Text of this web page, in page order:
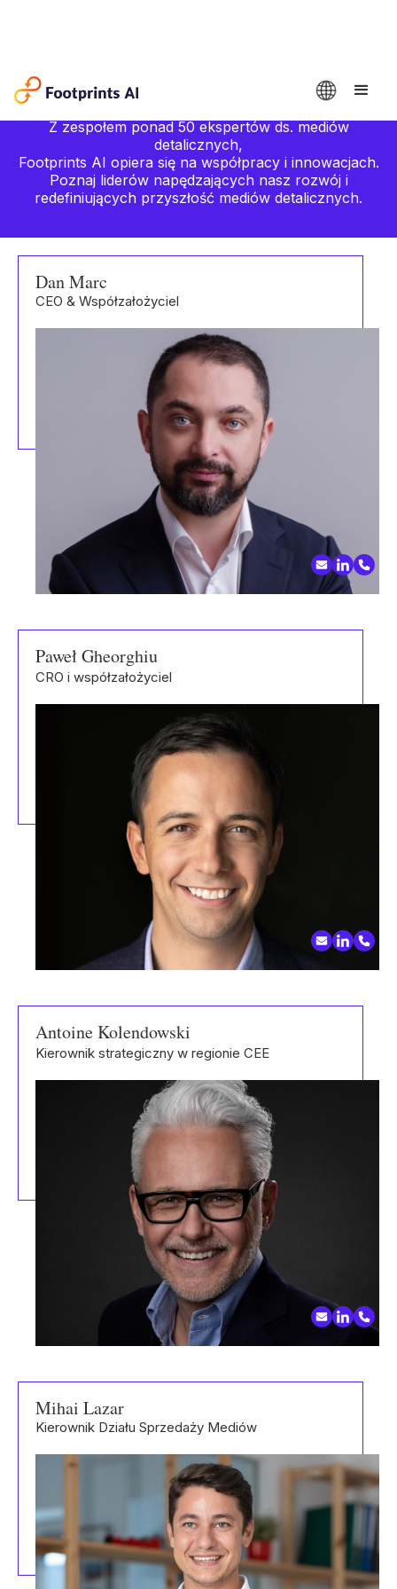
Poznaj
Z zespołem ponad 50 ekspertów ds. mediów
detalicznych,
Footprints AI opiera się na współpracy i innowacjach.
Poznaj liderów napędzających nasz rozwój i
redefiniujących przyszłość mediów detalicznych.
Dan Marc
CEO & Współzałożyciel
Paweł Gheorghiu
CRO i współzałożyciel
Antoine Kolendowski
Kierownik strategiczny w regionie CEE
Mihai Lazar
Kierownik Działu Sprzedaży Mediów